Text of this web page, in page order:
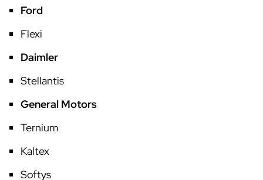
Ford
Flexi
Daimler
Stellantis
General Motors
Ternium
Kaltex
Softys